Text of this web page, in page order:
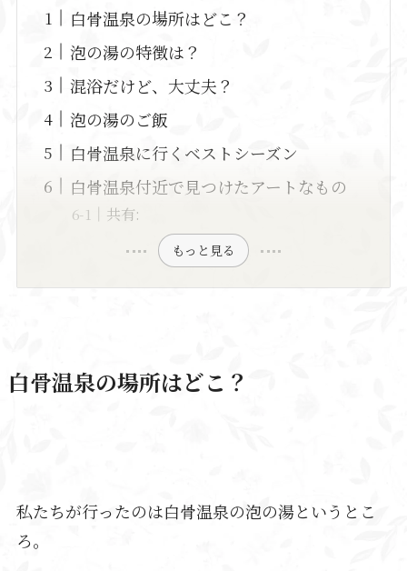
白骨温泉の場所はどこ？
泡の湯の特徴は？
混浴だけど、大丈夫？
泡の湯のご飯
白骨温泉に行くベストシーズン
白骨温泉付近で見つけたアートなもの
共有:
もっと見る
白骨温泉の場所はどこ？
私たちが行ったのは白骨温泉の泡の湯というとこ
ろ。